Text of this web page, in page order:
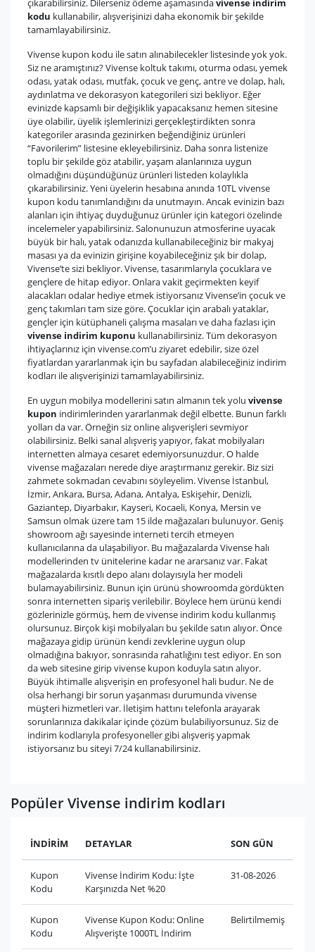
çıkarabilirsiniz. Dilerseniz ödeme aşamasındavivense indirim
kodu kullanabilir, alışverişinizi daha ekonomik bir şekilde
tamamlayabilirsiniz.
Vivense kupon kodu ile satın alınabilecekler listesinde yok yok.
Siz ne aramıştınız? Vivense koltuk takımı, oturma odası, yemek
odası, yatak odası, mutfak, çocuk ve genç, antre ve dolap, halı,
aydınlatma ve dekorasyon kategorileri sizi bekliyor. Eğer
evinizde kapsamlı bir değişiklik yapacaksanız hemen sitesine
üye olabilir, üyelik işlemlerinizi gerçekleştirdikten sonra
kategoriler arasında gezinirken beğendiğiniz ürünleri
“Favorilerim” listesine ekleyebilirsiniz. Daha sonra listenize
toplu bir şekilde göz atabilir, yaşam alanlarınıza uygun
olmadığını düşündüğünüz ürünleri listeden kolaylıkla
çıkarabilirsiniz. Yeni üyelerin hesabına anında 10TL vivense
kupon kodu tanımlandığını da unutmayın. Ancak evinizin bazı
alanları için ihtiyaç duyduğunuz ürünler için kategori özelinde
incelemeler yapabilirsiniz. Salonunuzun atmosferine uyacak
büyük bir halı, yatak odanızda kullanabileceğiniz bir makyaj
masası ya da evinizin girişine koyabileceğiniz şık bir dolap,
Vivense’te sizi bekliyor. Vivense, tasarımlarıyla çocuklara ve
gençlere de hitap ediyor. Onlara vakit geçirmekten keyif
alacakları odalar hediye etmek istiyorsanız Vivense’in çocuk ve
genç takımları tam size göre. Çocuklar için arabalı yataklar,
gençler için kütüphaneli çalışma masaları ve daha fazlası için
vivense indirim kuponu kullanabilirsiniz. Tüm dekorasyon
ihtiyaçlarınız için vivense.com’u ziyaret edebilir, size özel
fiyatlardan yararlanmak için bu sayfadan alabileceğiniz indirim
kodları ile alışverişinizi tamamlayabilirsiniz.
En uygun mobilya modellerini satın almanın tek yolu vivense
kupon indirimlerinden yararlanmak değil elbette. Bunun farklı
yolları da var. Örneğin siz online alışverişleri sevmiyor
olabilirsiniz. Belki sanal alışveriş yapıyor, fakat mobilyaları
internetten almaya cesaret edemiyorsunuzdur. O halde
vivense mağazaları nerede diye araştırmanız gerekir. Biz sizi
zahmete sokmadan cevabını söyleyelim. Vivense İstanbul,
İzmir, Ankara, Bursa, Adana, Antalya, Eskişehir, Denizli,
Gaziantep, Diyarbakır, Kayseri, Kocaeli, Konya, Mersin ve
Samsun olmak üzere tam 15 ilde mağazaları bulunuyor. Geniş
showroom ağı sayesinde interneti tercih etmeyen
kullanıcılarına da ulaşabiliyor. Bu mağazalarda Vivense halı
modellerinden tv ünitelerine kadar ne ararsanız var. Fakat
mağazalarda kısıtlı depo alanı dolayısıyla her modeli
bulamayabilirsiniz. Bunun için ürünü showroomda gördükten
sonra internetten sipariş verilebilir. Böylece hem ürünü kendi
gözlerinizle görmüş, hem de vivense indirim kodu kullanmış
olursunuz. Birçok kişi mobilyaları bu şekilde satın alıyor. Önce
mağazaya gidip ürünün kendi zevklerine uygun olup
olmadığına bakıyor, sonrasında rahatlığını test ediyor. En son
da web sitesine girip vivense kupon koduyla satın alıyor.
Büyük ihtimalle alışverişin en profesyonel hali budur. Ne de
olsa herhangi bir sorun yaşanması durumunda vivense
müşteri hizmetleri var. İletişim hattını telefonla arayarak
sorunlarınıza dakikalar içinde çözüm bulabiliyorsunuz. Siz de
indirim kodlarıyla profesyoneller gibi alışveriş yapmak
istiyorsanız bu siteyi 7/24 kullanabilirsiniz.
Popüler Vivense indirim kodları
İNDİRİM DETAYLAR SON GÜN
Kupon
Kodu
Vivense İndirim Kodu: İşte
Karşınızda Net %20
31-08-2026
Kupon
Kodu
Vivense Kupon Kodu: Online
Alışverişte 1000TL İndirim
Belirtilmemiş